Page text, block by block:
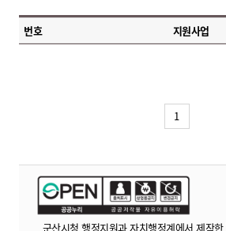
번호 지원사업
1
군산시청 행정지원과 자치행정계에서 제작한